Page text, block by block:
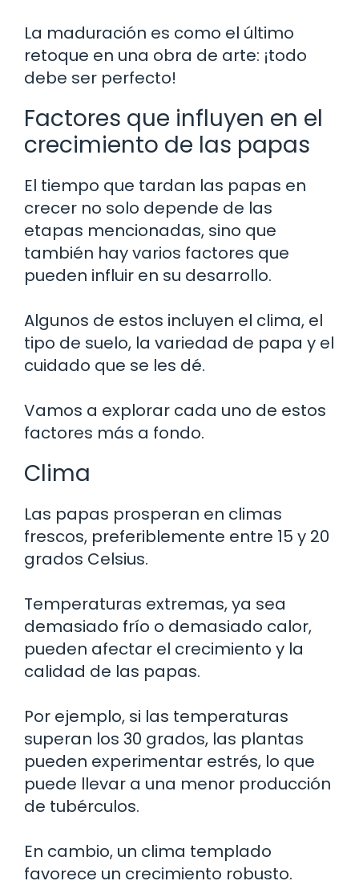
La maduración es como el último
retoque en una obra de arte: ¡todo
debe ser perfecto!
Factores que influyen en el
crecimiento de las papas
El tiempo que tardan las papas en
crecer no solo depende de las
etapas mencionadas, sino que
también hay varios factores que
pueden influir en su desarrollo.
Algunos de estos incluyen el clima, el
tipo de suelo, la variedad de papa y el
cuidado que se les dé.
Vamos a explorar cada uno de estos
factores más a fondo.
Clima
Las papas prosperan en climas
frescos, preferiblemente entre 15 y 20
grados Celsius.
Temperaturas extremas, ya sea
demasiado frío o demasiado calor,
pueden afectar el crecimiento y la
calidad de las papas.
Por ejemplo, si las temperaturas
superan los 30 grados, las plantas
pueden experimentar estrés, lo que
puede llevar a una menor producción
de tubérculos.
En cambio, un clima templado
favorece un crecimiento robusto.